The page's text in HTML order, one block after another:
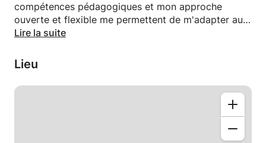
compétences pédagogiques et mon approche
ouverte et flexible me permettent de m'adapter aux
besoins de chaque élève.
Lire la suite
Lieu